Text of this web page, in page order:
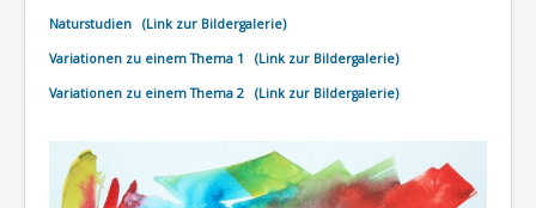
Aquarellmalerei
Reiseaquarelle
Ölmalerei
Tempera
Weitere Links
Naturstudien (Link zur Bildergalerie)
Variationen zu einem Thema 1 (Link zur Bildergalerie)
Variationen zu einem Thema 2 (Link zur Bildergalerie)